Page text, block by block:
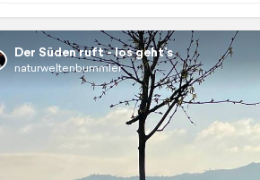
Der Süden ruft - los geht’s
naturweltenbummler